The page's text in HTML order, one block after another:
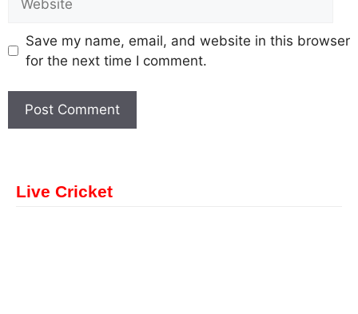
Save my name, email, and website in this browser
for the next time I comment.
Live Cricket